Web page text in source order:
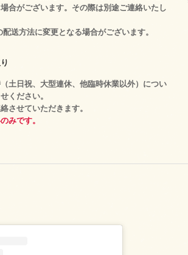
合がございます。その際は別途ご連絡いたし
送方法に変更となる場合がございます。
土日祝、大型連休、他臨時休業以外）につい
ください。
させていただきます。
みです。